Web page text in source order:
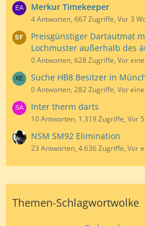
Merkur Timekeeper
4 Antworten, 667 Zugriffe, Vor 3
Preisgünstiger Dartautmat
Lochmuster außerhalb des
0 Antworten, 628 Zugriffe, Vor
Suche HB8 Besitzer in
0 Antworten, 282 Zugriffe, Vor
Inter therm darts
10 Antworten, 1.319 Zugriffe, Vor
NSM SM92 Elimination
23 Antworten, 4.636 Zugriffe, Vor
Themen-Schlagwortwolke